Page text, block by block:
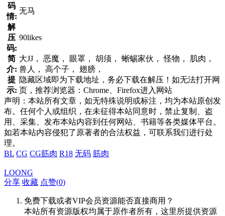
码
情:
无马
解
压
码:
90likes
简
介:
大JJ， 恶魔， 眼罩， 胡须， 蜥蜴家伙， 怪物， 肌肉，
兽人， 高个子， 翅膀，
提
示:
隐藏区域即为下载地址，务必下载在解压！如无法打开网
页，推荐浏览器：Chrome、Firefox进入网站
声明：本站所有文章，如无特殊说明或标注，均为本站原创发
布。任何个人或组织，在未征得本站同意时，禁止复制、盗
用、采集、发布本站内容到任何网站、书籍等各类媒体平台。
如若本站内容侵犯了原著者的合法权益，可联系我们进行处
理。
BL CG CG筋肉 R18 无码 筋肉
LOONG
分享 收藏 点赞(0)
免费下载或者VIP会员资源能否直接商用？
本站所有资源版权均属于原作者所有，这里所提供资源